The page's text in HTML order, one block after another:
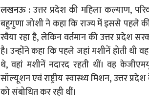
लखनऊ : उत्तर प्रदेश की महिला कल्याण,
बहुगुणा जोशी ने कहा कि राज्य में इससे पहले
रवैया रहा है, लेकिन वर्तमान की उत्तर प्रदेश
है। उन्होंने कहा कि पहले जहां मशीनें होती थी
थे, वहां मशीनें नदारद रहती थीं। वह
सॉल्यूशन एवं राष्ट्रीय स्वास्थ्य मिशन, उत्तर
को संबोधित कर रही थीं।